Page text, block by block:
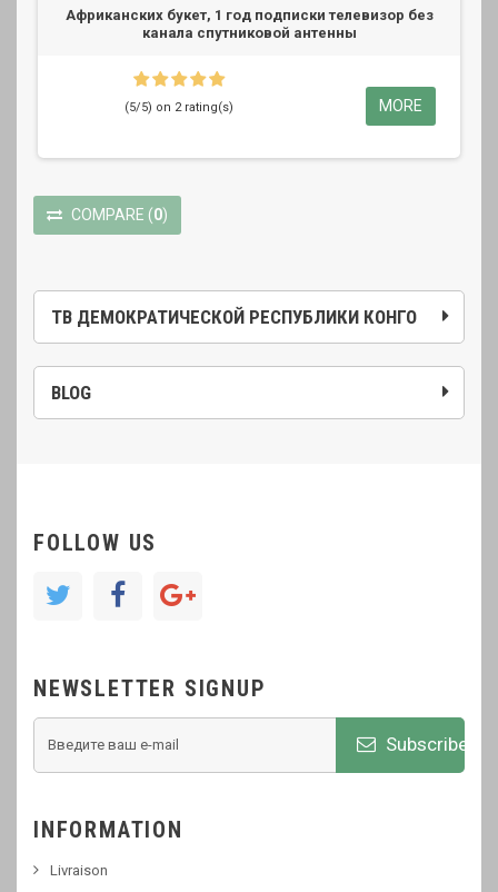
ТВ ДЕМОКРАТИЧЕСКОЙ РЕСПУБЛИКИ КОНГО
BLOG
Африканских букет, 1 год подписки телевизор без
канала спутниковой антенны
(5/5) on 2 rating(s) MORE
COMPARE (0)
FOLLOW US
NEWSLETTER SIGNUP
Subscribe
INFORMATION
Livraison